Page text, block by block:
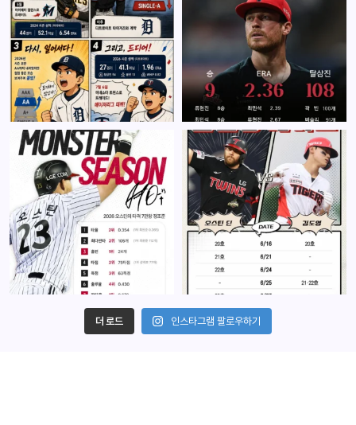
더 로드 인스타그램 팔로우하기